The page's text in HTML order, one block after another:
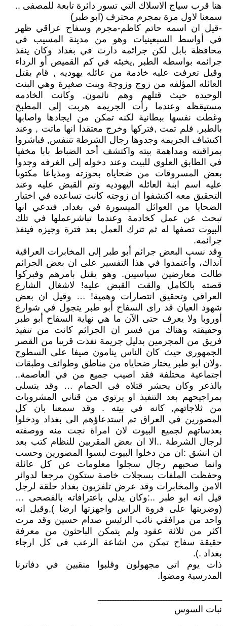
هنا قرب سياج الاسلاك التي تسور دائرة تابعة للمصفى ..
سمعنا لاول مرة بمجرم محترف (ابو طبر)
-قيل ان اسمه حاتم كاظم-مجرم وسفاح عراقي ظهر
في أواسط السبعينيات وهو من مدينة المسيب في
محافظة بابل لكن جرائمه دارت في بغداد وكان ينفذ
جرائمه بواسطه الطبر ,يخبئه في كم القميص أو الرداء
وقيل تعرفت عليه خادمة من عائله يهوديه , قام بقتل
العائله المؤلفه من زوج وزوجة وبنت صغيرة وهي البنت
الوحيده حيث قتلهم وهم نائمون, وكانت الخادمه
مستيقظه وعندما رأت الجريمه هربت إلى المطبخ
وغطت نفسها ببطانية لكنه تمكن من ايجادها واصابها
بالطبر, فلم تمت ,فتركها وخرج معتقدا انها ماتت , وعند
اكتشاف الجريمه وجدوها رجال الشرطة تتنفس, فباشروا
بمراقبته ومداهمة بيته واكتشف أحد الضباط بابا مخفيا
في الطابق العلوي للبيت وعند دخوله إلى الغرفه وجدوا
بعض المسروقات من ضحاياه بحوزته ومذياعا مكتوبا
عليه اسم ابنة العائله اليهوديه وتم القبض عليه وعند
التحقيق معه اكتشفوا ان زوجته كانت تساعده في اختيار
الضحايا من العوائل الميسورة في بغداد, فتدعي انها
تبحث عن عمل كخادمة وعندما تباشرعملها في تلك
البيوت تصفها له ثم تترك العمل بعد فترة وجيزه فينفذ
جرائمه.
وقد نسب البعض جرائم أبو طبر إلى المخابرات العراقية
آنذاك، وأعتمدوا في هذا التفسير على ان بعض الجرائم
طالت معارضين سياسيين. وهو يقتل بامرهم وفبركوا
قصته بالكامل والقت القبض عليه! لاشغال الشارع
العراقي وتحقيق انتصارات وهمية! … وقيل ان بعض
شهود العيان قد راى السفاح أبو طبر يتجول في شوارع
أوروبا ولا يعرف حتى الآن ما هي نهاية السفاح أبو طبر
وحقيقته وهناك من فسر ان الجرائم كانت من تنفيذ
فريق من المجرمين بدليل جريمة نفذت قريبا من القصر
الجمهوري حيث كان الناس ينامون صيفا على السطوح
.ولان ابو طبر يختار ضحاياه من مناطق وطوائف وطبقات
اجتماعية مختلفة فقد اصيب جميع من في العاصمة..
بالذعر وكان يحشر قتلاه فى الحمام … وقد يتسلى
بمراجيحهم بعد التنفيذ او يرتوي من قناني المشروبات
من ثلاجاتهم, كانه في بيته . وقد سمعنا بان كل
المصورين في العراق تم استدعاؤهم الى بغداد ودخلوا
بعدساتهم لجميع البيوت لان امراة نجت منه ووصفته
لرجال الشرطة ..الا ان بعض المقربين للنظام كتب بعد
ان انشق :ان من دخلوا البيوت ليسوا المصورين وحسب
وانما صحبهم رجال سجلوا معلومات عن كل عائلة
وحفظت الملفات بسجلات خاصة ستكون مرجعا لدوائر
الامن والمخابرات وقد عرض تلفزيون بغداد حلقة لرجل
قيل انه ابو طبر ..:وكان يدلي باعترافاته بالفصحى …
(وضربتها على فروة الراس واجهزتها ارضا ),وقيل انه
واحد من مرافقي نائب الرئيس صدام حسين وقد مرت
اكثر من ثلاثة عقود ولم يتمكن الباحثون من معرفة
حقيقة سفاح تمكن من اشاعة الرعب في كل ارجاء
بغداد .).
ذات يوم اتى مجهولون وقلبوا منقبين في دفاترنا
المدرسية ومضوا.
ـــــــــــــــــــــــــــــــــــــــــــــــــ
نبات السوس